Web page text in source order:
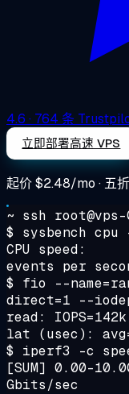
4.6 · 764 条
立即部署高速 VPS
起价$2.48/mo · 五
~ ssh root@vps-
$ sysbench
CPU speed:
events per
$ fio --
direct=1 --
read:
lat (usec):
$ iperf3 -c
[SUM] 0.00-
Gbits/sec